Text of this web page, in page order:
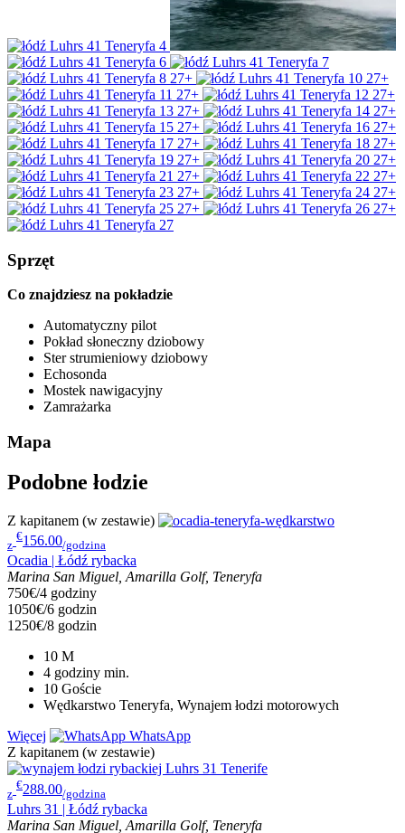
27+
27+
27+
27+
27+
27+
27+
27+
27+
27+
27+
27+
27+
27+
27+
27+
27+
27+
Sprzęt
Co znajdziesz na pokładzie
Automatyczny pilot
Pokład słoneczny dziobowy
Ster strumieniowy dziobowy
Echosonda
Mostek nawigacyjny
Zamrażarka
Mapa
Podobne łodzie
Z kapitanem (w zestawie)
z
€156.00/godzina
Ocadia | Łódź rybacka
Marina San Miguel, Amarilla Golf, Teneryfa
750€/4 godziny
1050€/6 godzin
1250€/8 godzin
10 M
4 godziny min.
10 Goście
Wędkarstwo Teneryfa, Wynajem łodzi motorowych
Więcej
WhatsApp
Z kapitanem (w zestawie)
z
€288.00/godzina
Luhrs 31 | Łódź rybacka
Marina San Miguel, Amarilla Golf, Teneryfa